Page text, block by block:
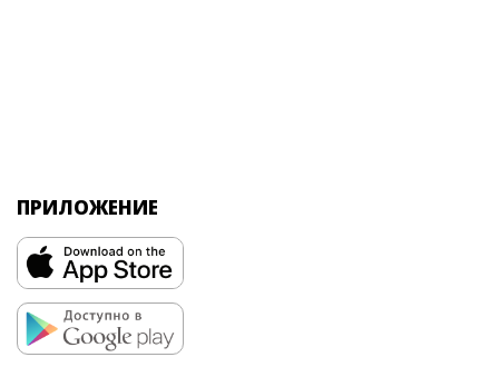
ПРИЛОЖЕНИЕ